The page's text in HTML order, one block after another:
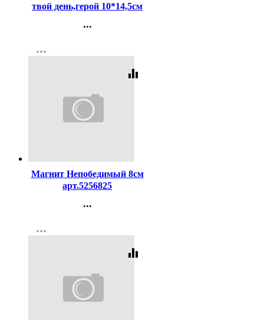
твой день,герой 10*14,5см
...
Регистрация
more_horiz
equalizer
Магнит Непобедимый 8см
арт.5256825
...
Регистрация
more_horiz
equalizer